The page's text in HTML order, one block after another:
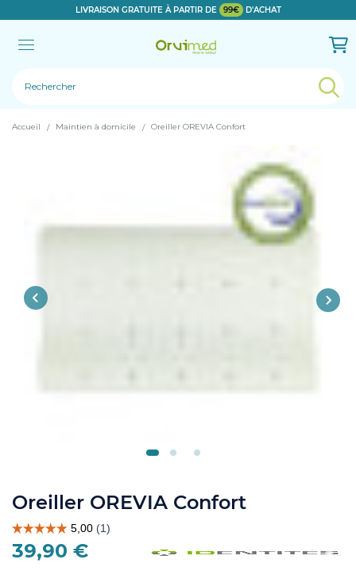
LIVRAISON GRATUITE À PARTIR DE 99€ D'ACHAT
Le produit a bien été ajouté!
Accueil Maintien à domicile Oreiller OREVIA Confort
Oreiller OREVIA Confort
39,90 €